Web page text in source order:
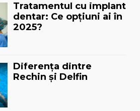
Tratamentul cu implant
dentar: Ce opțiuni ai în
2025?
Diferența dintre
Rechin și Delfin